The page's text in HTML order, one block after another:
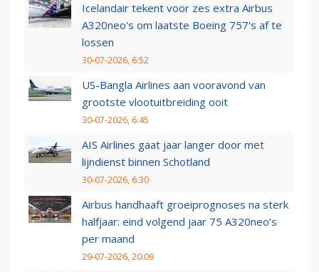
Icelandair tekent voor zes extra Airbus
A320neo's om laatste Boeing 757's af te
lossen
30-07-2026, 6:52
US-Bangla Airlines aan vooravond van
grootste vlootuitbreiding ooit
30-07-2026, 6:45
AIS Airlines gaat jaar langer door met
lijndienst binnen Schotland
30-07-2026, 6:30
Airbus handhaaft groeiprognoses na sterk
halfjaar: eind volgend jaar 75 A320neo’s
per maand
29-07-2026, 20:09